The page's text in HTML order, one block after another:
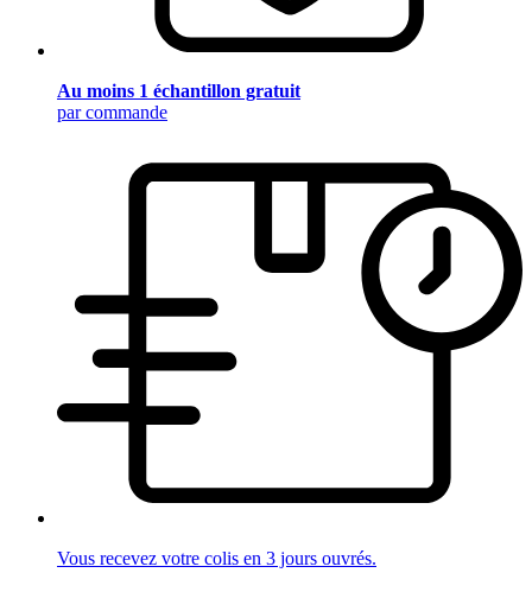
Au moins 1 échantillon gratuit
par commande
Vous recevez votre colis en 3 jours ouvrés.